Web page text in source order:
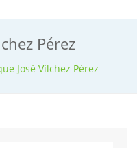
Pérez
José Vílchez Pérez